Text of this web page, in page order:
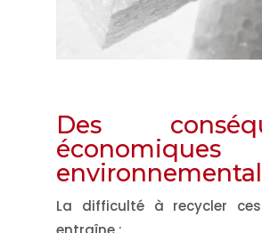
Des
La difficulté à recycler